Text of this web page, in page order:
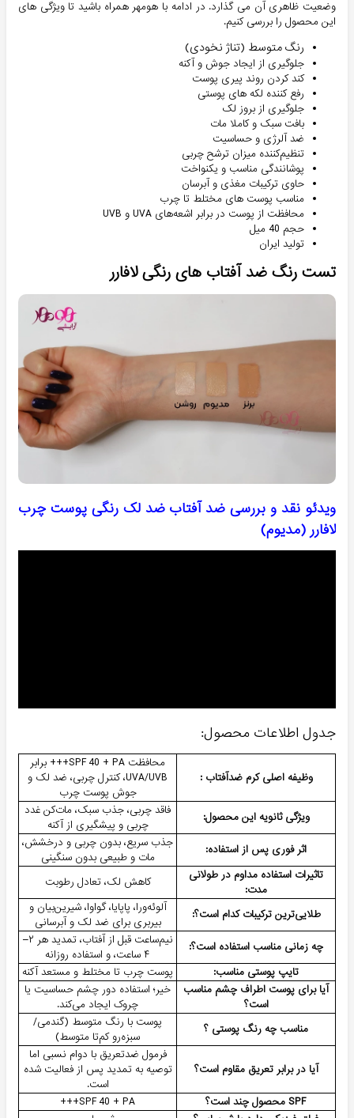
وضعیت ظاهری آن می گذارد. در ادامه با هومهر همراه باشید تا ویژگی های
این محصول را بررسی کنیم.
رنگ متوسط (تناژ نخودی)
جلوگیری از ایجاد جوش و آکنه
کند کردن روند پیری پوست
رفع کننده لکه های پوستی
جلوگیری از بروز لک
بافت سبک و کاملا مات
ضد آلرژی و حساسیت
تنظیم‌کننده میزان ترشح چربی
پوشانندگی مناسب و یکنواخت
حاوی ترکیبات مغذی و آبرسان
مناسب پوست های مختلط تا چرب
محافظت از پوست در برابر اشعه‌های UVA و UVB
حجم 40 میل
تولید ایران
تست رنگ ضد آفتاب های رنگی لافارر
ویدئو نقد و بررسی ضد آفتاب ضد لک رنگی پوست چرب
لافارر (مدیوم)
جدول اطلاعات محصول:
وظیفه اصلی کرم ضدآفتاب :
محافظت SPF 40 + PA+++ برابر
UVA/UVB، کنترل چربی، ضد لک و
جوش پوست چرب
ویژگی ثانویه این محصول:
فاقد چربی، جذب سبک، مات‌کن غدد
چربی و پیشگیری از آکنه
اثر فوری پس از استفاده:
جذب سریع، بدون چربی و درخشش،
مات و طبیعی بدون سنگینی
تاثیرات استفاده مداوم در طولانی
مدت:
کاهش لک، تعادل رطوبت
طلایی‌ترین ترکیبات کدام است؟:
آلوئه‌ورا، پاپایا، گواوا، شیرین‌بیان و
بیربری برای ضد لک و آبرسانی
چه زمانی مناسب استفاده است؟:
نیم‌ساعت قبل از آفتاب، تمدید هر ۲–
۴ ساعت، و استفاده روزانه
تایپ پوستی مناسب:
پوست چرب تا مختلط و مستعد آکنه
آیا برای پوست اطراف چشم مناسب
است؟
خیر؛ استفاده دور چشم حساسیت یا
چروک ایجاد می‌کند.
مناسب چه رنگ پوستی ؟
پوست با رنگ متوسط (گندمی/
سبزه‌رو کم‌تا متوسط)
آیا در برابر تعریق مقاوم است؟
فرمول ضدتعریق با دوام نسبی اما
توصیه به تمدید پس از فعالیت شده
است.
SPF محصول چند است؟
SPF 40 + PA+++